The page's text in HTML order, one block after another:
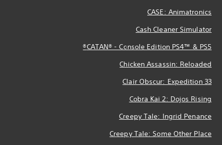
CASE: Animatronics
Cash Cleaner Simulator
CATAN® - Console Edition PS4™ & PS5®
Chicken Assassin: Reloaded
Clair Obscur: Expedition 33
Cobra Kai 2: Dojos Rising
Creepy Tale: Ingrid Penance
Creepy Tale: Some Other Place